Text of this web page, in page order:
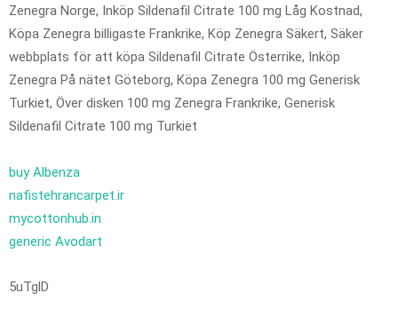
Zenegra Norge, Inköp Sildenafil Citrate 100 mg Låg Kostnad,
Köpa Zenegra billigaste Frankrike, Köp Zenegra Säkert, Säker
webbplats för att köpa Sildenafil Citrate Österrike, Inköp
Zenegra På nätet Göteborg, Köpa Zenegra 100 mg Generisk
Turkiet, Över disken 100 mg Zenegra Frankrike, Generisk
Sildenafil Citrate 100 mg Turkiet
buy Albenza
nafistehrancarpet.ir
mycottonhub.in
generic Avodart
5uTglD